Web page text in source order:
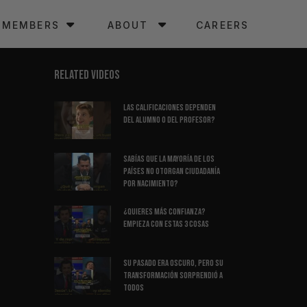
MEMBERS ABOUT CAREERS
RELATED VIDEOS
Las Calificaciones Dependen
del Alumno o del Profesor?
Sabías Que La Mayoría de los
Países NO Otorgan Ciudadanía
por Nacimiento?
¿Quieres Más Confianza?
Empieza Con Estas 3 Cosas
Su Pasado Era Oscuro, Pero Su
Transformación Sorprendió A
Todos